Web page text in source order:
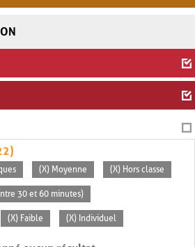
(X) Moyenne (X) Hors classe
30 et 60 minutes)
(X) Faible (X) Individuel